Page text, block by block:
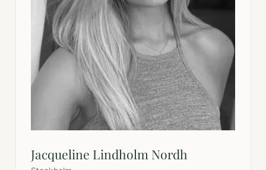
Jacqueline Lindholm Nordh